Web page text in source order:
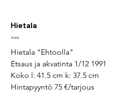
Hietala
Pris
75,00 €
Hietala "Ehtoolla"
Etsaus ja akvatinta 1/12 1991
Koko l: 41.5 cm k: 37.5 cm
Hintapyyntö 75 €/tarjous